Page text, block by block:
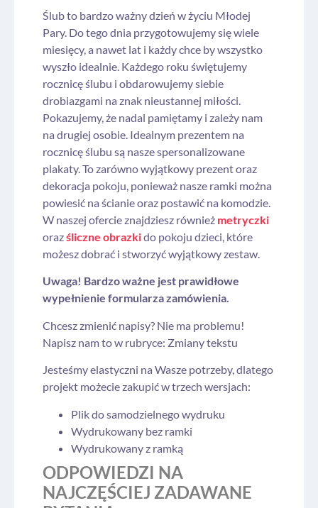
Ślub to bardzo ważny dzień w życiu Młodej
Pary. Do tego dnia przygotowujemy się wiele
miesięcy, a nawet lat i każdy chce by wszystko
wyszło idealnie. Każdego roku świętujemy
rocznicę ślubu i obdarowujemy siebie
drobiazgami na znak nieustannej miłości.
Pokazujemy, że nadal pamiętamy i zależy nam
na drugiej osobie. Idealnym prezentem na
rocznicę ślubu są nasze spersonalizowane
plakaty. To zarówno wyjątkowy prezent oraz
dekoracja pokoju, ponieważ nasze ramki można
powiesić na ścianie oraz postawić na komodzie.
W naszej ofercie znajdziesz również metryczki
orazśliczne obrazkido pokoju dzieci, które
możesz dobrać i stworzyć wyjątkowy zestaw.
Uwaga! Bardzo ważne jest prawidłowe
wypełnienie formularza zamówienia.
Chcesz zmienić napisy? Nie ma problemu!
Napisz nam to w rubryce: Zmiany tekstu
Jesteśmy elastyczni na Wasze potrzeby, dlatego
projekt możecie zakupić w trzech wersjach:
Plik do samodzielnego wydruku
Wydrukowany bez ramki
Wydrukowany z ramką
ODPOWIEDZI NA
NAJCZĘŚCIEJ ZADAWANE